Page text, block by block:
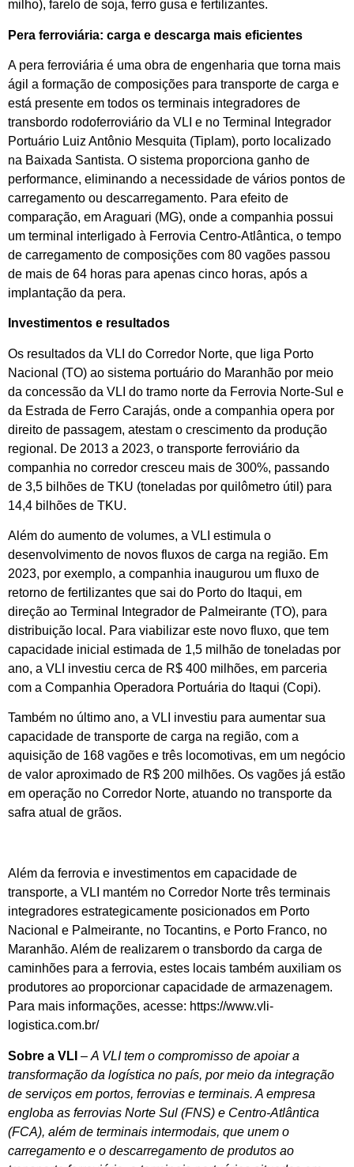
milho), farelo de soja, ferro gusa e fertilizantes.
Pera ferroviária: carga e descarga mais eficientes
A pera ferroviária é uma obra de engenharia que torna mais
ágil a formação de composições para transporte de carga e
está presente em todos os terminais integradores de
transbordo rodoferroviário da VLI e no Terminal Integrador
Portuário Luiz Antônio Mesquita (Tiplam), porto localizado
na Baixada Santista. O sistema proporciona ganho de
performance, eliminando a necessidade de vários pontos de
carregamento ou descarregamento. Para efeito de
comparação, em Araguari (MG), onde a companhia possui
um terminal interligado à Ferrovia Centro-Atlântica, o tempo
de carregamento de composições com 80 vagões passou
de mais de 64 horas para apenas cinco horas, após a
implantação da pera.
Investimentos e resultados
Os resultados da VLI do Corredor Norte, que liga Porto
Nacional (TO) ao sistema portuário do Maranhão por meio
da concessão da VLI do tramo norte da Ferrovia Norte-Sul e
da Estrada de Ferro Carajás, onde a companhia opera por
direito de passagem, atestam o crescimento da produção
regional. De 2013 a 2023, o transporte ferroviário da
companhia no corredor cresceu mais de 300%, passando
de 3,5 bilhões de TKU (toneladas por quilômetro útil) para
14,4 bilhões de TKU.
Além do aumento de volumes, a VLI estimula o
desenvolvimento de novos fluxos de carga na região. Em
2023, por exemplo, a companhia inaugurou um fluxo de
retorno de fertilizantes que sai do Porto do Itaqui, em
direção ao Terminal Integrador de Palmeirante (TO), para
distribuição local. Para viabilizar este novo fluxo, que tem
capacidade inicial estimada de 1,5 milhão de toneladas por
ano, a VLI investiu cerca de R$ 400 milhões, em parceria
com a Companhia Operadora Portuária do Itaqui (Copi).
Também no último ano, a VLI investiu para aumentar sua
capacidade de transporte de carga na região, com a
aquisição de 168 vagões e três locomotivas, em um negócio
de valor aproximado de R$ 200 milhões. Os vagões já estão
em operação no Corredor Norte, atuando no transporte da
safra atual de grãos.
Além da ferrovia e investimentos em capacidade de
transporte, a VLI mantém no Corredor Norte três terminais
integradores estrategicamente posicionados em Porto
Nacional e Palmeirante, no Tocantins, e Porto Franco, no
Maranhão. Além de realizarem o transbordo da carga de
caminhões para a ferrovia, estes locais também auxiliam os
produtores ao proporcionar capacidade de armazenagem.
Para mais informações, acesse: https://www.vli-
logistica.com.br/
Sobre a VLI – A VLI tem o compromisso de apoiar a
transformação da logística no país, por meio da integração
de serviços em portos, ferrovias e terminais. A empresa
engloba as ferrovias Norte Sul (FNS) e Centro-Atlântica
(FCA), além de terminais intermodais, que unem o
carregamento e o descarregamento de produtos ao